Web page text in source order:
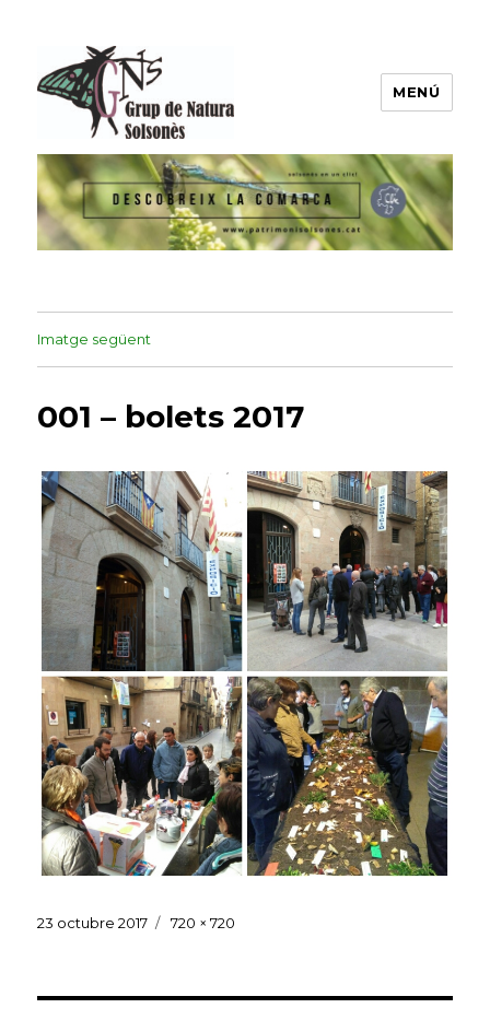
Grup de Natura del Solsonès
MENÚ
Imatge següent
001 – bolets 2017
Publicat
23 octubre 2017
Mida
720 × 720